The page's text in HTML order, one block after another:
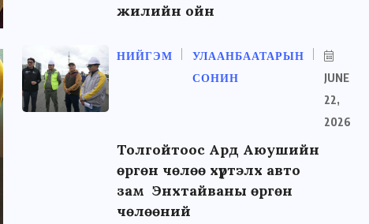
жилийн ойн
НИЙГЭМ
УЛААНБААТАРЫН
СОНИН
JUNE
22,
2026
Толгойтоос Ард Аюушийн
өргөн чөлөө хүртэлх авто
зам Энхтайваны өргөн
чөлөөний